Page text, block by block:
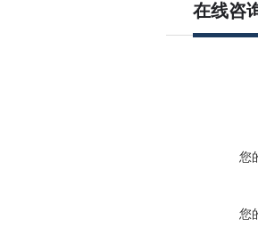
在线咨
您
您